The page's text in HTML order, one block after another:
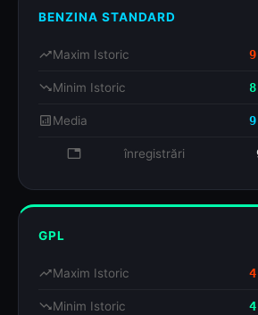
BENZINA STANDARD
trending_upMaxim Istoric
trending_downMinim Istoric
analyticsMedia
database înregistrări
GPL
trending_upMaxim Istoric
trending_downMinim Istoric